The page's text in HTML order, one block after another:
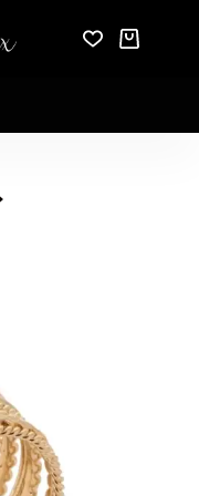
Panier